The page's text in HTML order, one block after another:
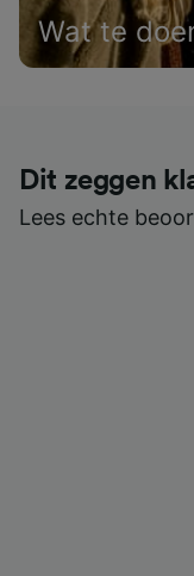
Wat te
Dit zeggen
Lees echte